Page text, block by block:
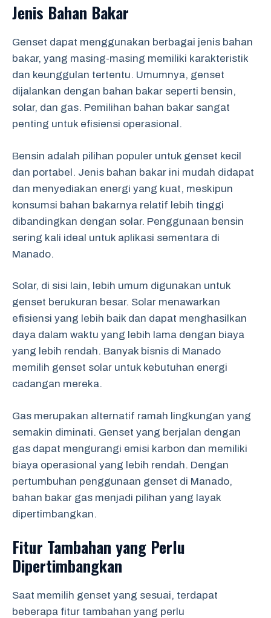
Jenis Bahan Bakar
Genset dapat menggunakan berbagai jenis bahan
bakar, yang masing-masing memiliki karakteristik
dan keunggulan tertentu. Umumnya, genset
dijalankan dengan bahan bakar seperti bensin,
solar, dan gas. Pemilihan bahan bakar sangat
penting untuk efisiensi operasional.
Bensin adalah pilihan populer untuk genset kecil
dan portabel. Jenis bahan bakar ini mudah didapat
dan menyediakan energi yang kuat, meskipun
konsumsi bahan bakarnya relatif lebih tinggi
dibandingkan dengan solar. Penggunaan bensin
sering kali ideal untuk aplikasi sementara di
Manado.
Solar, di sisi lain, lebih umum digunakan untuk
genset berukuran besar. Solar menawarkan
efisiensi yang lebih baik dan dapat menghasilkan
daya dalam waktu yang lebih lama dengan biaya
yang lebih rendah. Banyak bisnis di Manado
memilih genset solar untuk kebutuhan energi
cadangan mereka.
Gas merupakan alternatif ramah lingkungan yang
semakin diminati. Genset yang berjalan dengan
gas dapat mengurangi emisi karbon dan memiliki
biaya operasional yang lebih rendah. Dengan
pertumbuhan penggunaan genset di Manado,
bahan bakar gas menjadi pilihan yang layak
dipertimbangkan.
Fitur Tambahan yang Perlu
Dipertimbangkan
Saat memilih genset yang sesuai, terdapat
beberapa fitur tambahan yang perlu